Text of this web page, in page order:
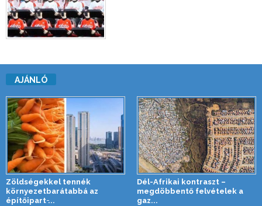
AJÁNLÓ
Zöldségekkel tennék
környezetbarátabbá az
építőipart ̵...
Dél-Afrikai kontraszt –
megdöbbentő felvételek a
gaz...